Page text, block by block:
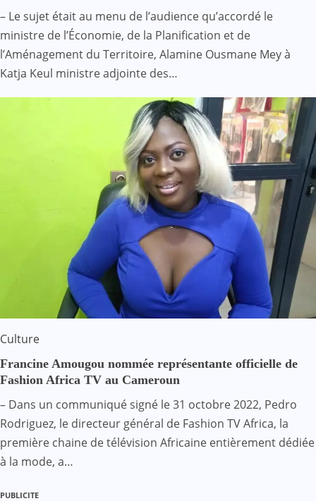
– Le sujet était au menu de l’audience qu’accordé le
ministre de l’Économie, de la Planification et de
l’Aménagement du Territoire, Alamine Ousmane Mey à
Katja Keul ministre adjointe des…
Culture
Francine Amougou nommée représentante officielle de
Fashion Africa TV au Cameroun
– Dans un communiqué signé le 31 octobre 2022, Pedro
Rodriguez, le directeur général de Fashion TV Africa, la
première chaine de télévision Africaine entièrement dédiée
à la mode, a…
PUBLICITE